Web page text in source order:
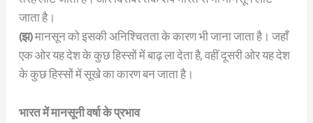
जाता है।
(झ)मानसून को इसकी अनिश्चितता के कारण भी जाना जाता है। जहाँ
एक ओर यह देश के कुछ हिस्सों में बाढ़ ला देता है, वहीं दूसरी ओर यह देश
के कुछ हिस्सों में सूखे का कारण बन जाता है।
भारत में मानसूनी वर्षा के प्रभाव